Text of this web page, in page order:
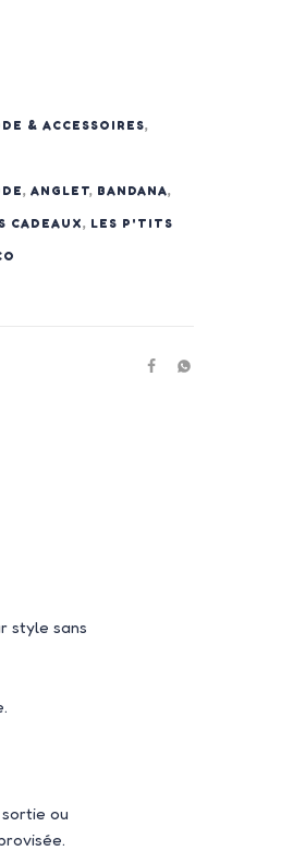
& ACCESSOIRES,
, ANGLET, BANDANA,
CADEAUX, LES P'TITS
style sans
ou